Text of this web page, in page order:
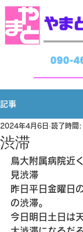
090-
記事
渋滞
2024年4月6日 読了時間
鳥大附属病院近
見渋滞
昨日平日金曜日
の渋滞。
今日明日土日は